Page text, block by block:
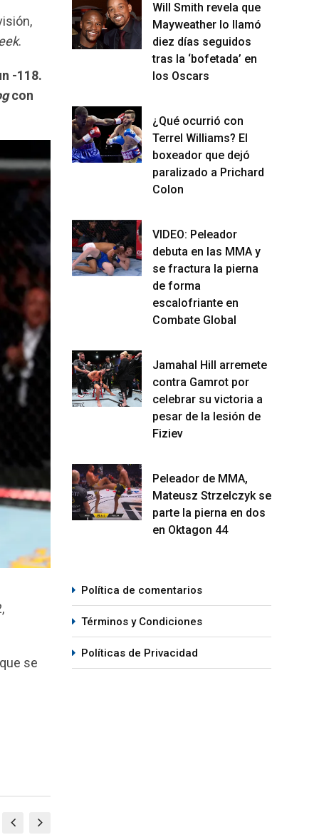
.
-118.
con
se
Will Smith revela que
Mayweather lo llamó
diez días seguidos
tras la ‘bofetada’ en
los Oscars
¿Qué ocurrió con
Terrel Williams? El
boxeador que dejó
paralizado a Prichard
Colon
VIDEO: Peleador
debuta en las MMA y
se fractura la pierna
de forma
escalofriante en
Combate Global
Jamahal Hill arremete
contra Gamrot por
celebrar su victoria a
pesar de la lesión de
Fiziev
Peleador de MMA,
Mateusz Strzelczyk se
parte la pierna en dos
en Oktagon 44
Política de comentarios
Términos y Condiciones
Políticas de Privacidad